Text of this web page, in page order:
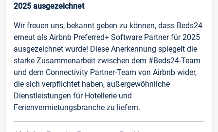
2025 ausgezeichnet
Wir freuen uns, bekannt geben zu können, dass Beds24
erneut als Airbnb Preferred+ Software Partner für 2025
ausgezeichnet wurde! Diese Anerkennung spiegelt die
starke Zusammenarbeit zwischen dem #Beds24-Team
und dem Connectivity Partner-Team von Airbnb wider,
die sich verpflichtet haben, außergewöhnliche
Dienstleistungen für Hotellerie und
Ferienvermietungsbranche zu liefern.